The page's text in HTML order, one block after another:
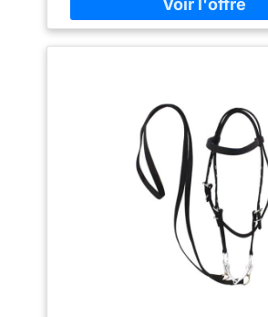
cheveux propres et intacts
de temps : l'utilisation de ces
cheval peut réduire le besoin
pratique de laver le sac à poils.
mettre dans n'importe quelle
et de le sécher à l'air libre pour
facilement Ensemble complet
pour crinière et queue : ce lot de
des sacs durables pour crinière
des poches pour queue de
à la main en tissu polyester doux
offre une défense fiable contre
casse et la saleté pendant